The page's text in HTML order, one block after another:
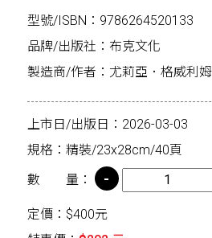
型號/ISBN：9786264520133
品牌/出版社：布克文化
製造商/作者：尤莉亞．格威利
上市日/出版日：2026-03-03
規格：精裝/23x28cm/40頁
數 量：
定價：$400元